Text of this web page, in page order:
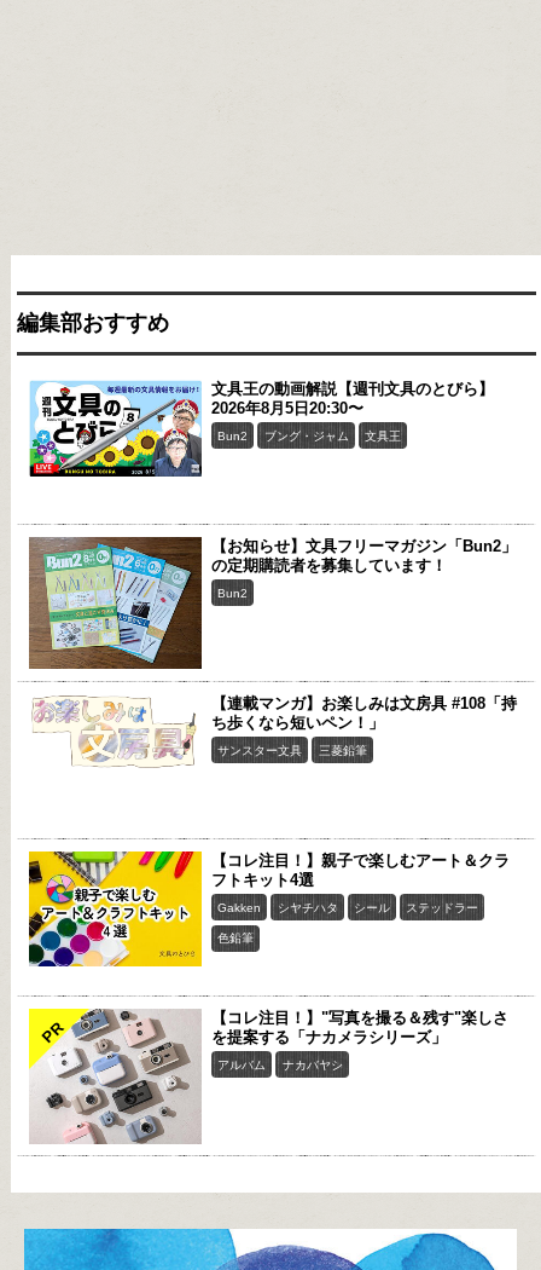
編集部おすすめ
文具王の動画解説【週刊文具のとびら】
2026年8月5日20:30〜
Bun2 ブング・ジャム 文具王
【お知らせ】文具フリーマガジン「Bun2」
の定期購読者を募集しています！
Bun2
【連載マンガ】お楽しみは文房具 #108「持
ち歩くなら短いペン！」
サンスター文具 三菱鉛筆
【コレ注目！】親子で楽しむアート＆クラ
フトキット4選
Gakken シヤチハタ シール ステッドラー
色鉛筆
PR
【コレ注目！】"写真を撮る＆残す"楽しさ
を提案する「ナカメラシリーズ」
アルバム ナカバヤシ